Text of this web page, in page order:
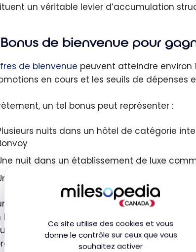
Ce site utilise des cookies et vous
donne le contrôle sur ceux que vous
souhaitez activer
un véritable levier d’accumulation
Bonus de bienvenue pour
de bienvenue peuvent atteindre environ
en cours et les seuils de dépenses
un tel bonus peut représenter :
nuits dans un hôtel de catégorie
nuit dans un établissement de luxe
base solide pour
économiser sur
ménage avec une capacité de dépenses
plus rapide de générer un solde
peut souscrire aux deux cartes de
Ensuite, vous pouveztransférer jusqu’à